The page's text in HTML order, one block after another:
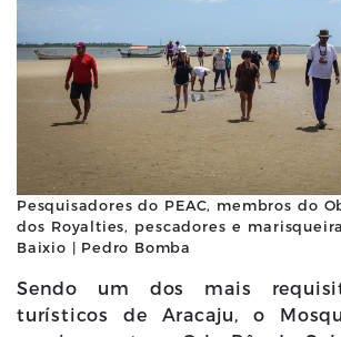
Pesquisadores do PEAC, membros do
dos Royalties, pescadores e
Baixio | Pedro Bomba
Sendo um dos mais
turísticos de Aracaju, o